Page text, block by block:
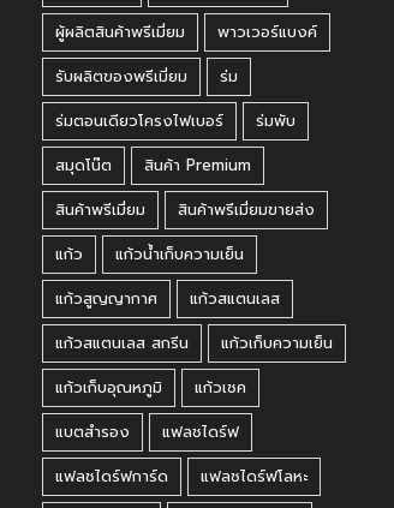
ผู้ผลิตสินค้าพรีเมี่ยม
พาวเวอร์แบงค์
รับผลิตของพรีเมี่ยม
ร่ม
ร่มตอนเดียวโครงไฟเบอร์
ร่มพับ
สมุดโน๊ต
สินค้า Premium
สินค้าพรีเมี่ยม
สินค้าพรีเมี่ยมขายส่ง
แก้ว
แก้วน้ำเก็บความเย็น
แก้วสูญญากาศ
แก้วสแตนเลส
แก้วสแตนเลส สกรีน
แก้วเก็บความเย็น
แก้วเก็บอุณหภูมิ
แก้วเชค
แบตสำรอง
แฟลชไดร์ฟ
แฟลชไดร์ฟการ์ด
แฟลชไดร์ฟโลหะ